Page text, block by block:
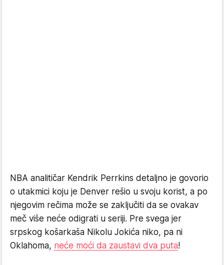
NBA analitičar Kendrik Perrkins detaljno je govorio
o utakmici koju je Denver rešio u svoju korist, a po
njegovim rečima može se zaključiti da se ovakav
meč više neće odigrati u seriji. Pre svega jer
srpskog košarkaša Nikolu Jokića niko, pa ni
Oklahoma, neće moći da zaustavi dva puta!